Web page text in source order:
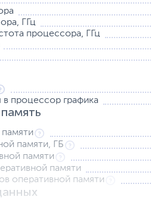
ГГц
процессора, ГГц
в процессор графика
памяти, ГБ
памяти
памяти
оперативной памяти